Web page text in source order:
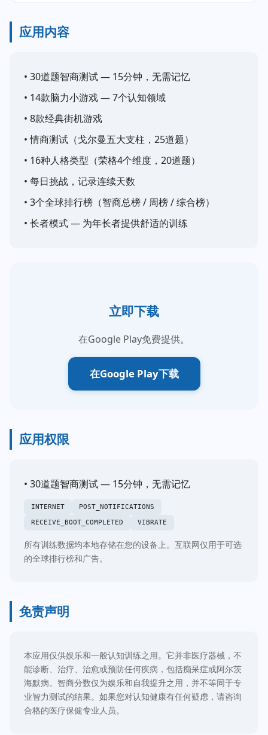
应用内容
• 30道题智商测试 — 15分钟，无需记忆
• 14款脑力小游戏 — 7个认知领域
• 8款经典街机游戏
• 情商测试（戈尔曼五大支柱，25道题）
• 16种人格类型（荣格4个维度，20道题）
• 每日挑战，记录连续天数
• 3个全球排行榜（智商总榜 / 周榜 / 综合榜）
• 长者模式 — 为年长者提供舒适的训练
立即下载
在Google Play免费提供。
在Google Play下载
应用权限
• 30道题智商测试 — 15分钟，无需记忆
INTERNET
POST_NOTIFICATIONS
RECEIVE_BOOT_COMPLETED
VIBRATE
所有训练数据均本地存储在您的设备上。互联网仅用于可选
的全球排行榜和广告。
免责声明
本应用仅供娱乐和一般认知训练之用。它并非医疗器械，不
能诊断、治疗、治愈或预防任何疾病，包括痴呆症或阿尔茨
海默病。智商分数仅为娱乐和自我提升之用，并不等同于专
业智力测试的结果。如果您对认知健康有任何疑虑，请咨询
合格的医疗保健专业人员。